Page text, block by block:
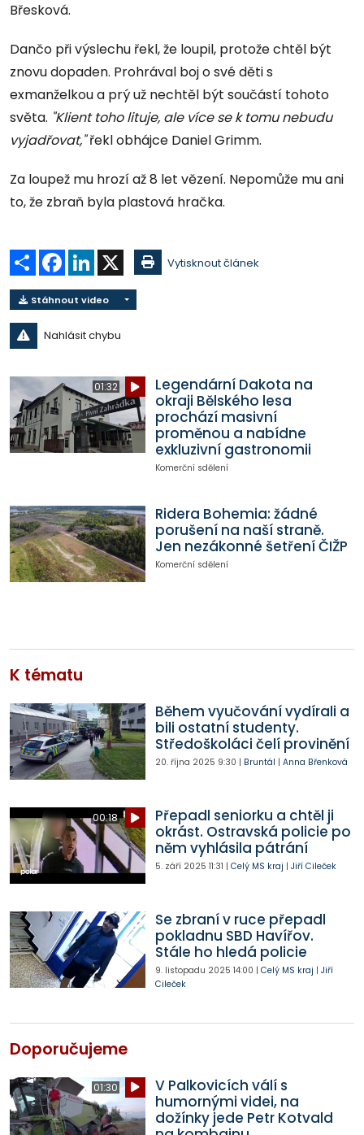
Břesková.
Dančo při výslechu řekl, že loupil, protože chtěl být
znovu dopaden. Prohrával boj o své děti s
exmanželkou a prý už nechtěl být součástí tohoto
světa. "Klient toho lituje, ale více se k tomu nebudu
vyjadřovat,"řekl obhájce Daniel Grimm.
Za loupež mu hrozí až 8 let vězení. Nepomůže mu ani
to, že zbraň byla plastová hračka.
Sdílet Facebook
LinkedIn Vytisknout článek
Stáhnout video
Nahlásit chybu
01:32
Legendární Dakota na
okraji Bělského lesa
prochází masivní
proměnou a nabídne
exkluzivní gastronomii
Komerční sdělení
Ridera Bohemia: žádné
porušení na naší straně.
Jen nezákonné šetření ČIŽP
Komerční sdělení
K tématu
Během vyučování vydírali a
bili ostatní studenty.
Středoškoláci čelí provinění
20. října 2025 9:30 | Bruntál | Anna Břenková
00:18
Přepadl seniorku a chtěl ji
okrást. Ostravská policie po
něm vyhlásila pátrání
5. září 2025 11:31 | Celý MS kraj | Jiří Cileček
Se zbraní v ruce přepadl
pokladnu SBD Havířov.
Stále ho hledá policie
9. listopadu 2025 14:00 | Celý MS kraj | Jiří
Cileček
Doporučujeme
01:30
V Palkovicích válí s
humornými videi, na
dožínky jede Petr Kotvald